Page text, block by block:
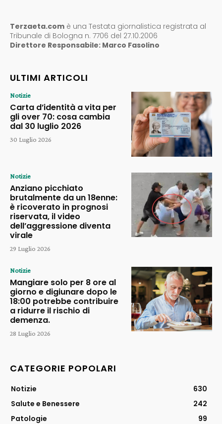
Terzaeta.com è una Testata giornalistica registrata al
Tribunale di Bologna n. 7706 del 27.10.2006
Direttore Responsabile: Marco Fasolino
ULTIMI ARTICOLI
Notizie
Carta d’identità a vita per
gli over 70: cosa cambia
dal 30 luglio 2026
30 Luglio 2026
Notizie
Anziano picchiato
brutalmente da un 18enne:
è ricoverato in prognosi
riservata, il video
dell’aggressione diventa
virale
29 Luglio 2026
Notizie
Mangiare solo per 8 ore al
giorno e digiunare dopo le
18:00 potrebbe contribuire
a ridurre il rischio di
demenza.
28 Luglio 2026
CATEGORIE POPOLARI
Notizie
630
Salute e Benessere
242
Patologie
99